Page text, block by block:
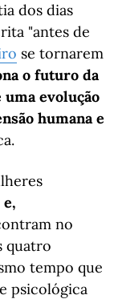
dos dias
"antes de
se tornarem
o futuro da
evolução
humana e
no
quatro
tempo que
psicológica